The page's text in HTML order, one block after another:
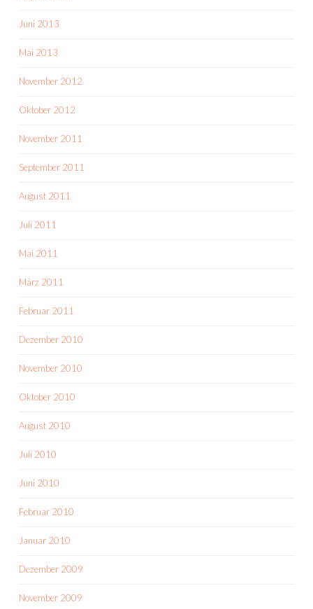
Juni 2013
Mai 2013
November 2012
Oktober 2012
November 2011
September 2011
August 2011
Juli 2011
Mai 2011
März 2011
Februar 2011
Dezember 2010
November 2010
Oktober 2010
August 2010
Juli 2010
Juni 2010
Februar 2010
Januar 2010
Dezember 2009
November 2009